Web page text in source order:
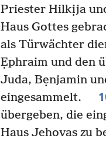
Priester Hilkịja
Haus Gottes
als Türwächter
Ẹphraim und den
Juda, Bẹnjamin
eingesammelt.
übergeben, die
Haus Jehovas zu